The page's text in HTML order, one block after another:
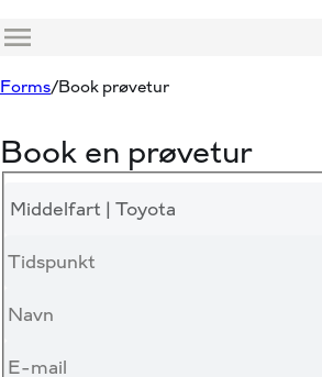
Menu
Forms Book prøvetur
Book en prøvetur